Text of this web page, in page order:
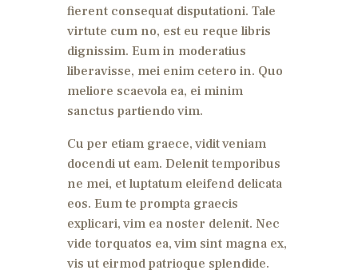
fierent consequat disputationi. Tale
virtute cum no, est eu reque libris
dignissim. Eum in moderatius
liberavisse, mei enim cetero in. Quo
meliore scaevola ea, ei minim
sanctus partiendo vim.
Cu per etiam graece, vidit veniam
docendi ut eam. Delenit temporibus
ne mei, et luptatum eleifend delicata
eos. Eum te prompta graecis
explicari, vim ea noster delenit. Nec
vide torquatos ea, vim sint magna ex,
vis ut eirmod patrioque splendide.